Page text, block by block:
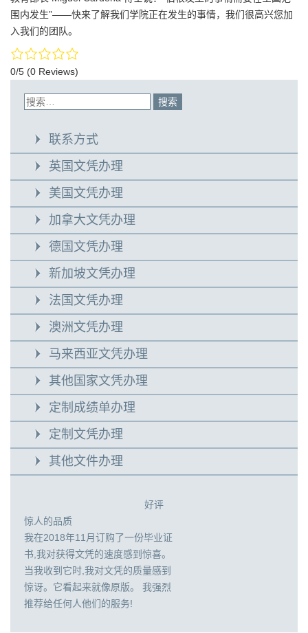
围内发生”——快来了解我们学院正在发生的事情，我们很高兴您加
入我们的团队。
0/5 (0 Reviews)
联系方式
英国文凭办理
美国文凭办理
加拿大文凭办理
德国文凭办理
新加坡文凭办理
法国文凭办理
澳洲文凭办理
马来西亚文凭办理
其他国家文凭办理
定制成绩单办理
定制文凭办理
其他文件办理
好评
惊人的品质
我在2018年11月订购了一份毕业证
书,我对获得文凭的速度感到惊喜。
当我收到它时,我对文凭的质量感到
惊讶。它看起来就像原版。 我强烈
推荐给任何人他们的服务!